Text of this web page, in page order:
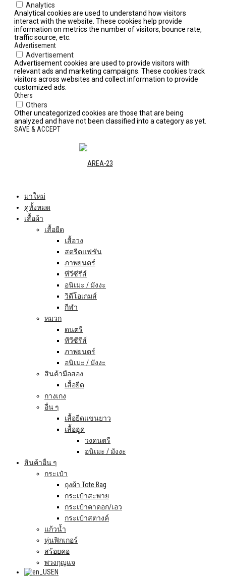
Analytics
Analytical cookies are used to understand how visitors
interact with the website. These cookies help provide
information on metrics the number of visitors, bounce rate,
traffic source, etc.
Advertisement
Advertisement
Advertisement cookies are used to provide visitors with
relevant ads and marketing campaigns. These cookies track
visitors across websites and collect information to provide
customized ads.
Others
Others
Other uncategorized cookies are those that are being
analyzed and have not been classified into a category as yet.
SAVE & ACCEPT
มาใหม่
ดูทั้งหมด
เสื้อผ้า
เสื้อยืด
เสื้อวง
สตรีตแฟชัน
ภาพยนตร์
ทีวีซีรีส์
อนิเมะ / มังงะ
วิดีโอเกมส์
กีฬา
หมวก
ดนตรี
ทีวีซีรีส์
ภาพยนตร์
อนิเมะ / มังงะ
สินค้ามือสอง
เสื้อยืด
กางเกง
อื่น ๆ
เสื้อยืดแขนยาว
เสื้อฮูด
วงดนตรี
อนิเมะ / มังงะ
สินค้าอื่น ๆ
กระเป๋า
ถุงผ้า Tote Bag
กระเป๋าสะพาย
กระเป๋าคาดอก/เอว
กระเป๋าสตางค์
แก้วน้ำ
หุ่นฟิกเกอร์
สร้อยคอ
พวงกุญแจ
EN